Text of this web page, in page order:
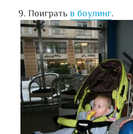
Поиграть в боулинг.